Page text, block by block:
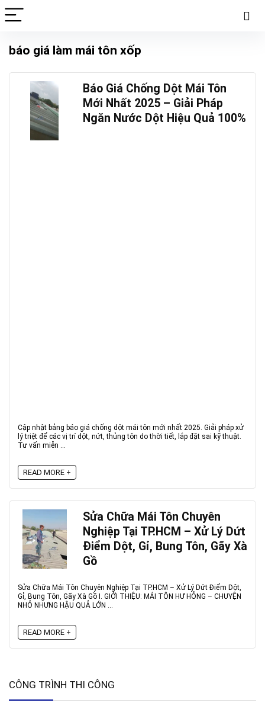
báo giá làm mái tôn xốp
Báo Giá Chống Dột Mái Tôn
Mới Nhất 2025 – Giải Pháp
Ngăn Nước Dột Hiệu Quả 100%
Cập nhật bảng báo giá chống dột mái tôn mới nhất 2025. Giải pháp xử
lý triệt để các vị trí dột, nứt, thủng tôn do thời tiết, lắp đặt sai kỹ thuật.
Tư vấn miễn ...
READ MORE +
Sửa Chữa Mái Tôn Chuyên
Nghiệp Tại TP.HCM – Xử Lý Dứt
Điểm Dột, Gỉ, Bung Tôn, Gãy Xà
Gồ
Sửa Chữa Mái Tôn Chuyên Nghiệp Tại TP.HCM – Xử Lý Dứt Điểm Dột,
Gỉ, Bung Tôn, Gãy Xà Gồ I. GIỚI THIỆU: MÁI TÔN HƯ HỎNG – CHUYỆN
NHỎ NHƯNG HẬU QUẢ LỚN ...
READ MORE +
CÔNG TRÌNH THI CÔNG